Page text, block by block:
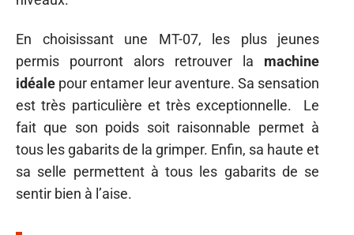
En choisissant une MT-07, les plus jeunes
permis pourront alors retrouver la machine
idéale pour entamer leur aventure. Sa sensation
est très particulière et très exceptionnelle. Le
fait que son poids soit raisonnable permet à
tous les gabarits de la grimper. Enfin, sa haute et
sa selle permettent à tous les gabarits de se
sentir bien à l’aise.